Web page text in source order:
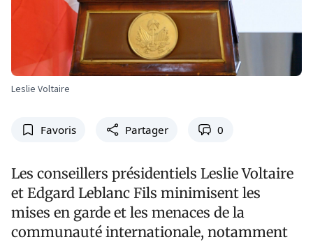
Leslie Voltaire
Favoris Partager 0
Les conseillers présidentiels Leslie Voltaire
et Edgard Leblanc Fils minimisent les
mises en garde et les menaces de la
communauté internationale, notamment